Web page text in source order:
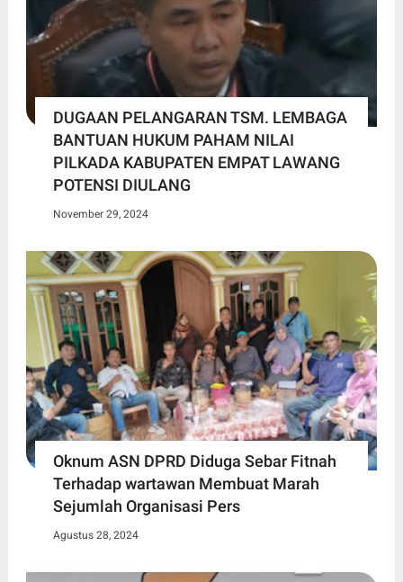
DUGAAN PELANGARAN TSM. LEMBAGA
BANTUAN HUKUM PAHAM NILAI
PILKADA KABUPATEN EMPAT LAWANG
POTENSI DIULANG
November 29, 2024
Oknum ASN DPRD Diduga Sebar Fitnah
Terhadap wartawan Membuat Marah
Sejumlah Organisasi Pers
Agustus 28, 2024